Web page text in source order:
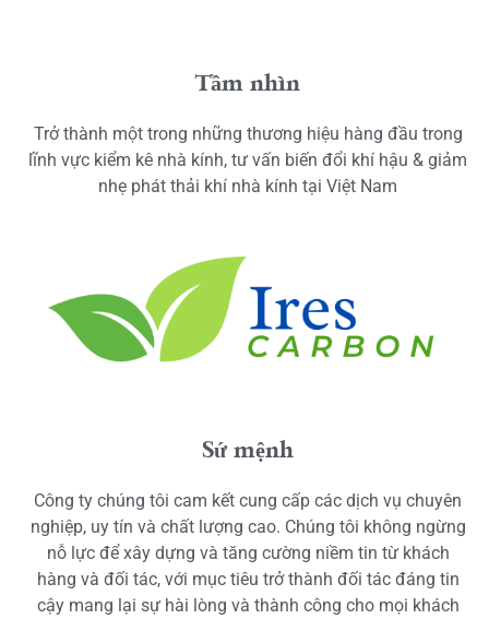
Tầm nhìn
Trở thành một trong những thương hiệu hàng đầu trong
lĩnh vực kiểm kê nhà kính, tư vấn biến đổi khí hậu & giảm
nhẹ phát thải khí nhà kính tại Việt Nam
Sứ mệnh
Công ty chúng tôi cam kết cung cấp các dịch vụ chuyên
nghiệp, uy tín và chất lượng cao. Chúng tôi không ngừng
nỗ lực để xây dựng và tăng cường niềm tin từ khách
hàng và đối tác, với mục tiêu trở thành đối tác đáng tin
cậy mang lại sự hài lòng và thành công cho mọi khách